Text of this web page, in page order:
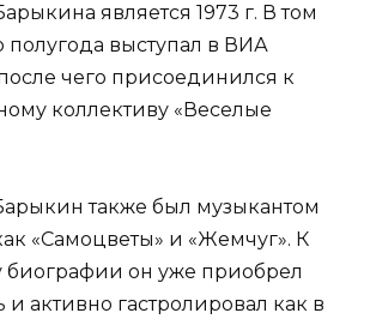
является 1973 г. В том
полугода выступал в ВИА
чего присоединился к
коллективу «Веселые
также был музыкантом
«Самоцветы» и «Жемчуг». К
биографии он уже приобрел
и активно гастролировал как в